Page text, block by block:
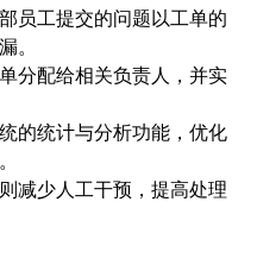
员工提交的问题以工单的
。
分配给相关负责人，并实
的统计与分析功能，优化
减少人工干预，提高处理